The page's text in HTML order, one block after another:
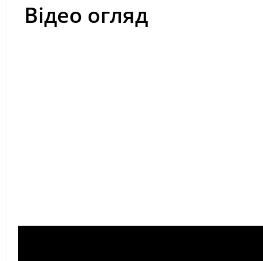
Відео огляд